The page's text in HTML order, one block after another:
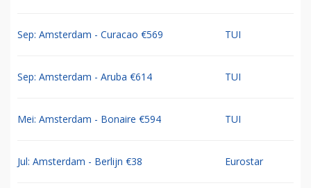
Sep: Amsterdam - Curacao €569 TUI
Sep: Amsterdam - Aruba €614 TUI
Mei: Amsterdam - Bonaire €594 TUI
Jul: Amsterdam - Berlijn €38 Eurostar